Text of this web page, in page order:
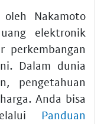
Nakamoto
elektronik
perkembangan
Dalam dunia
pengetahuan
Anda bisa
Panduan